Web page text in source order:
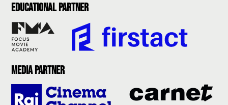
Educational partner
Media partner